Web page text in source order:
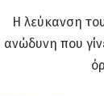
Η λεύκανση
ανώδυνη που